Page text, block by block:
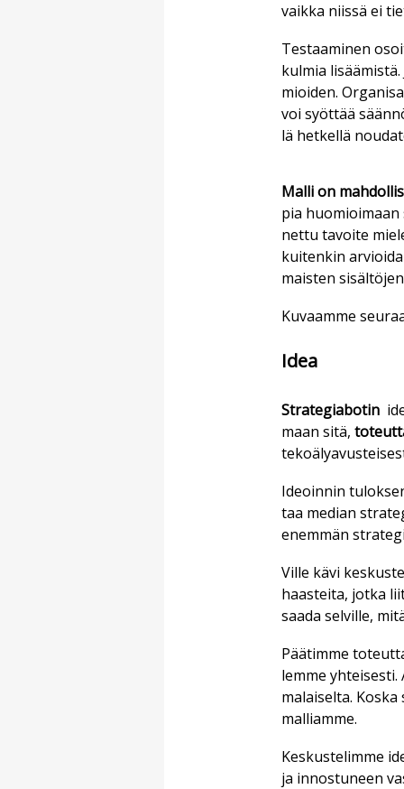
vaik­ka niis­sä ei
Tes­taa­mi­nen
kul­mia
mi­oi­den.
voi syöt­tää
lä het­kel­lä
Mal­li on
pia
net­tu ta­voi­te
kui­ten­kin
mais­ten
Ku­vaam­me
Idea
Stra­te­gi­a­bo­tin
maan sitä,
Ide­oin­nin
taa me­di­an
enem­män
Vil­le kävi
haas­tei­ta, jot­ka
saa­da sel­vil­le,
Pää­tim­me
lem­me
ma­lai­sel­ta.
mal­li­am­me.
Kes­kus­te­lim­me
ja in­nos­tu­neen